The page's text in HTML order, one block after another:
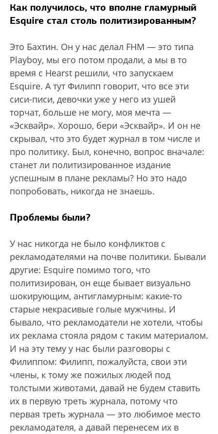
Как получилось, что вполне гламурный
Esquire стал столь политизированным?
Это Бахтин. Он у нас делал FHM — это типа
Playboy, мы его потом продали, а мы в то
время с Hearst решили, что запускаем
Esquire. А тут Филипп говорит, что все эти
сиси-писи, девочки уже у него из ушей
торчат, больше не могу, моя мечта —
«Эсквайр». Хорошо, бери «Эсквайр». И он не
скрывал, что это будет журнал в том числе и
про политику. Был, конечно, вопрос вначале:
станет ли политизированное издание
успешным в плане рекламы? Но это надо
попробовать, никогда не знаешь.
Проблемы были?
У нас никогда не было конфликтов с
рекламодателями на почве политики. Бывали
другие: Esquire помимо того, что
политизирован, он еще бывает визуально
шокирующим, антигламурным: какие-то
старые некрасивые голые мужчины. И
бывало, что рекламодатели не хотели, чтобы
их реклама стояла рядом с таким материалом.
И на эту тему у нас были разговоры с
Филиппом: Филипп, пожалуйста, свои эти
члены, к тому же пожилых людей под
толстыми животами, давай не будем ставить
их в первую треть журнала, потому что
первая треть журнала — это любимое место
рекламодателя, а давай перенесем их в